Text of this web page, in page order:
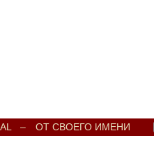
Völkerverständigung und
–
ОТ СВОЕГО ИМЕНИ